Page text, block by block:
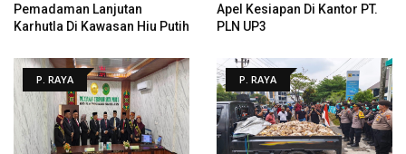
Pemadaman Lanjutan
Karhutla Di Kawasan Hiu Putih
Apel Kesiapan Di Kantor PT.
PLN UP3
P. RAYA P. RAYA